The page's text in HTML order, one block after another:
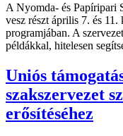
A Nyomda- és Papíripari
vesz részt április 7. és
programjában. A
példákkal, hitelesen
Uniós
szakszervezet
erősítéséhez